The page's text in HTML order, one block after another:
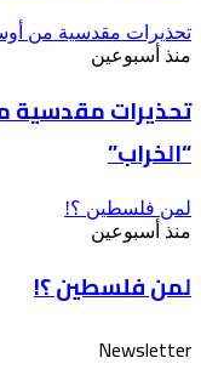
تحذيرات مقدسية من
منذ أسبوعين
تحذيرات مقدسية
“الخراب”
لمن فلسطين ؟!
منذ أسبوعين
لمن فلسطين ؟!
Newsletter